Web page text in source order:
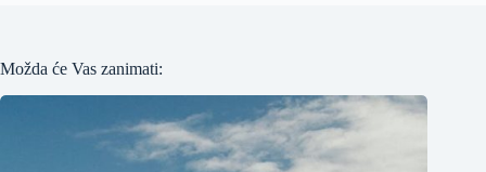
Možda će Vas zanimati: